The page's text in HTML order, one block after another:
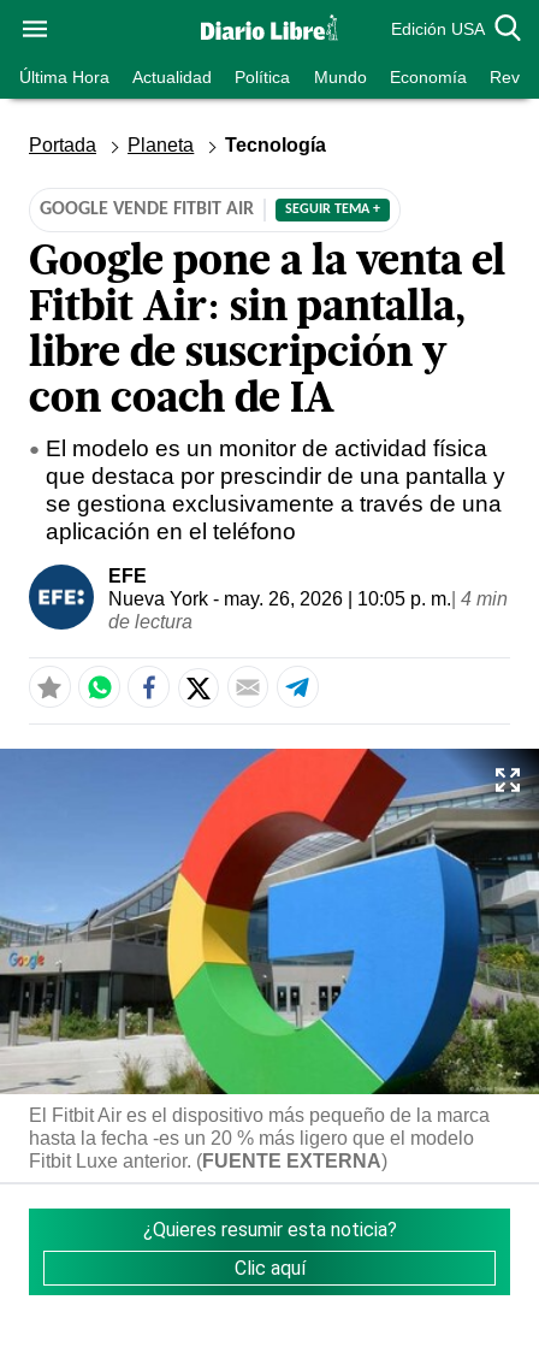
Edición USA
Última Hora Actualidad Política Mundo Economía
Portada Planeta Tecnología
GOOGLE VENDE FITBIT AIR SEGUIR TEMA +
Google pone a la venta el
Fitbit Air: sin pantalla,
libre de suscripción y
con coach de IA
El modelo es un monitor de actividad física
que destaca por prescindir de una pantalla y
se gestiona exclusivamente a través de una
aplicación en el teléfono
EFE
Nueva York - may. 26, 2026 | 10:05 p. m. 4 min
de lectura
El Fitbit Air es el dispositivo más pequeño de la marca
hasta la fecha -es un 20 % más ligero que el modelo
Fitbit Luxe anterior. (FUENTE EXTERNA)
¿Quieres resumir esta noticia?
Clic aquí